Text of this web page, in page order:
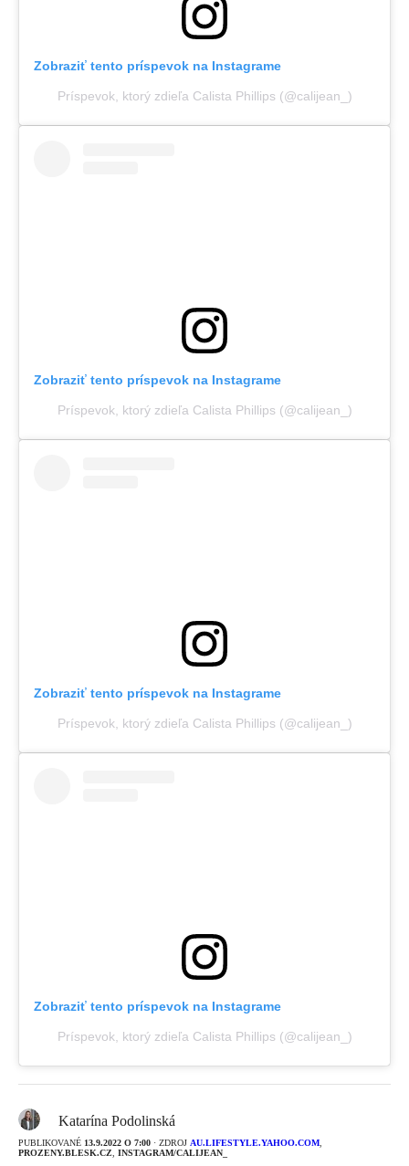
Zobraziť tento príspevok na Instagrame
Príspevok, ktorý zdieľa Calista Phillips (@calijean_)
Zobraziť tento príspevok na Instagrame
Príspevok, ktorý zdieľa Calista Phillips (@calijean_)
Zobraziť tento príspevok na Instagrame
Príspevok, ktorý zdieľa Calista Phillips (@calijean_)
Zobraziť tento príspevok na Instagrame
Príspevok, ktorý zdieľa Calista Phillips (@calijean_)
Katarína Podolinská
PUBLIKOVANÉ 13.9.2022 O 7:00 · ZDROJ AU.LIFESTYLE.YAHOO.COM
PROZENY.BLESK.CZ INSTAGRAM/CALIJEAN_